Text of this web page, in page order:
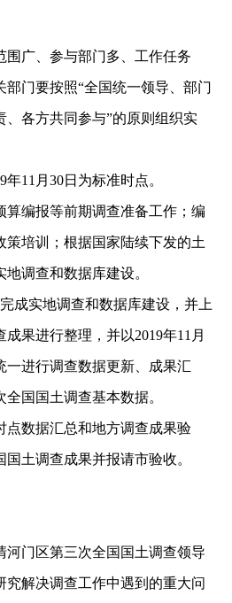
围广、参与部门多、工作任务
部门要按照“全国统一领导、部门
、各方共同参与”的原则组织实
年11月30日为标准时点。
算编报等前期调查准备工作；编
策培训；根据国家陆续下发的土
调查和数据库建设。
成实地调查和数据库建设，并上
果进行整理，并以2019年11月
一进行调查数据更新、成果汇
国国土调查基本数据。
点数据汇总和地方调查成果验
土调查成果并报请市验收。
河门区第三次全国 国土调查领导
究解决调查工作中遇到的重大问